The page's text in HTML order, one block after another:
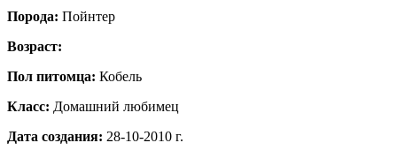
Порода: Пойнтер
Возраст:
Пол питомца: Кобель
Класс: Домашний любимец
Дата создания: 28-10-2010 г.